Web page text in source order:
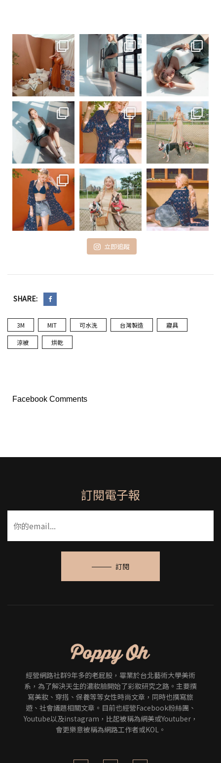
立即追蹤
SHARE:
3M MIT 可水洗 台灣製造 寢具
涼被 烘乾
Facebook Comments
訂閱電子報
訂閱
經營網路社群9年多的老屁股，畢業於台北藝術大學美術
系，為了解決天生的濃妝臉開始了彩妝研究之路。主要撰
寫美妝、穿搭、保養等等女性時尚文章，同時也撰寫旅
遊、社會議題相關文章。目前也經營Facebook粉絲團、
Youtube以及instagram，比起被稱為網美或Youtuber，
會更樂意被稱為網路工作者或KOL。